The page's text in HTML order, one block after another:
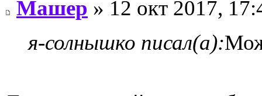
Машер » 12 окт 2017,
я-солнышко писал(а):